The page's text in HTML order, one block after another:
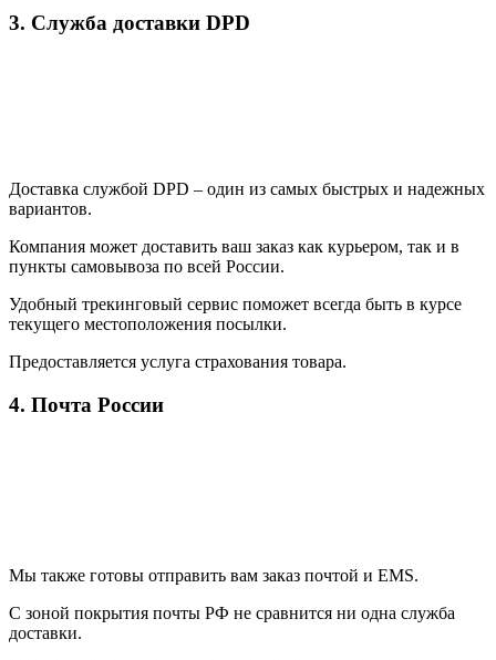
3. Служба доставки DPD
Доставка службой DPD – один из самых быстрых и надежных
вариантов.
Компания может доставить ваш заказ как курьером, так и в
пункты самовывоза по всей России.
Удобный трекинговый сервис поможет всегда быть в курсе
текущего местоположения посылки.
Предоставляется услуга страхования товара.
4. Почта России
Мы также готовы отправить вам заказ почтой и EMS.
С зоной покрытия почты РФ не сравнится ни одна служба
доставки.